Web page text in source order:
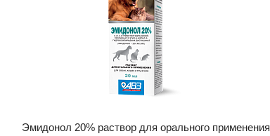
Эмидонол 20% раствор для орального применения